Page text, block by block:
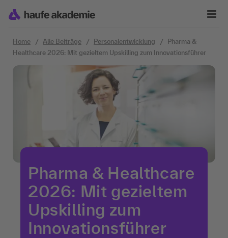
Home Alle Beiträge Personalentwicklung
Pharma &
Healthcare 2026: Mit gezieltem Upskilling zum Innovationsführer
Pharma & Healthcare
2026: Mit gezieltem
Upskilling zum
Innovationsführer